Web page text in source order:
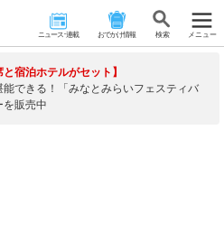
ニュース･連載 おでかけ情報 検 索 メニュー
と宿泊ホテルがセット】
能できる！「みなとみらいフェスティバ
を販売中